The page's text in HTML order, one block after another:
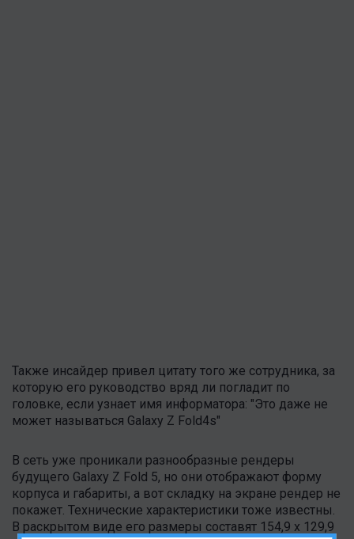
Также инсайдер привел цитату того же сотрудника, за
которую его руководство вряд ли погладит по
головке, если узнает имя информатора: "Это даже не
может называться Galaxy Z Fold4s"
В сеть уже проникали разнообразные рендеры
будущего Galaxy Z Fold 5, но они отображают форму
корпуса и габариты, а вот складку на экране рендер не
покажет. Технические характеристики тоже известны.
В раскрытом виде его размеры составят 154,9 x 129,9